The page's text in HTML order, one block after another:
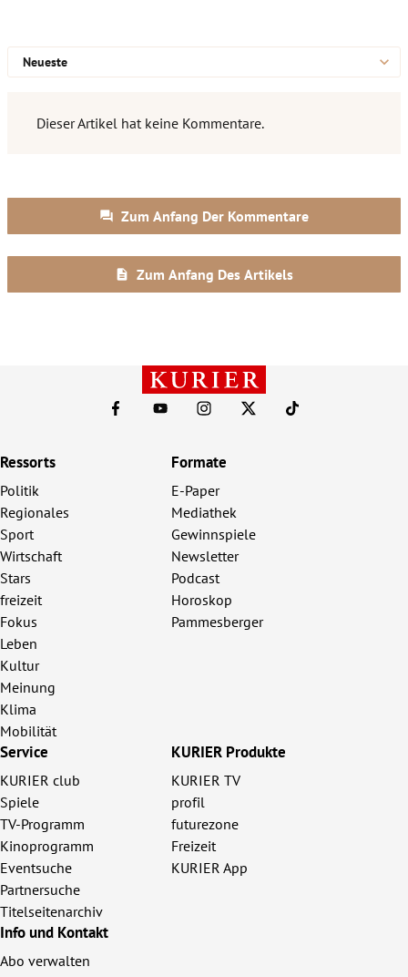
Ressorts
Politik
Regionales
Sport
Wirtschaft
Stars
freizeit
Fokus
Leben
Kultur
Meinung
Klima
Mobilität
Formate
E-Paper
Mediathek
Gewinnspiele
Newsletter
Podcast
Horoskop
Pammesberger
Service
KURIER club
Spiele
TV-Programm
Kinoprogramm
Eventsuche
Partnersuche
Titelseitenarchiv
KURIER Produkte
KURIER TV
profil
futurezone
Freizeit
KURIER App
Info und Kontakt
Abo verwalten